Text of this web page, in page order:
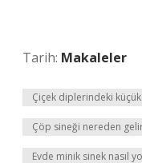
Tarih: Makaleler
Çiçek diplerindeki
Çöp sineği nereden
Evde minik sinek nasıl